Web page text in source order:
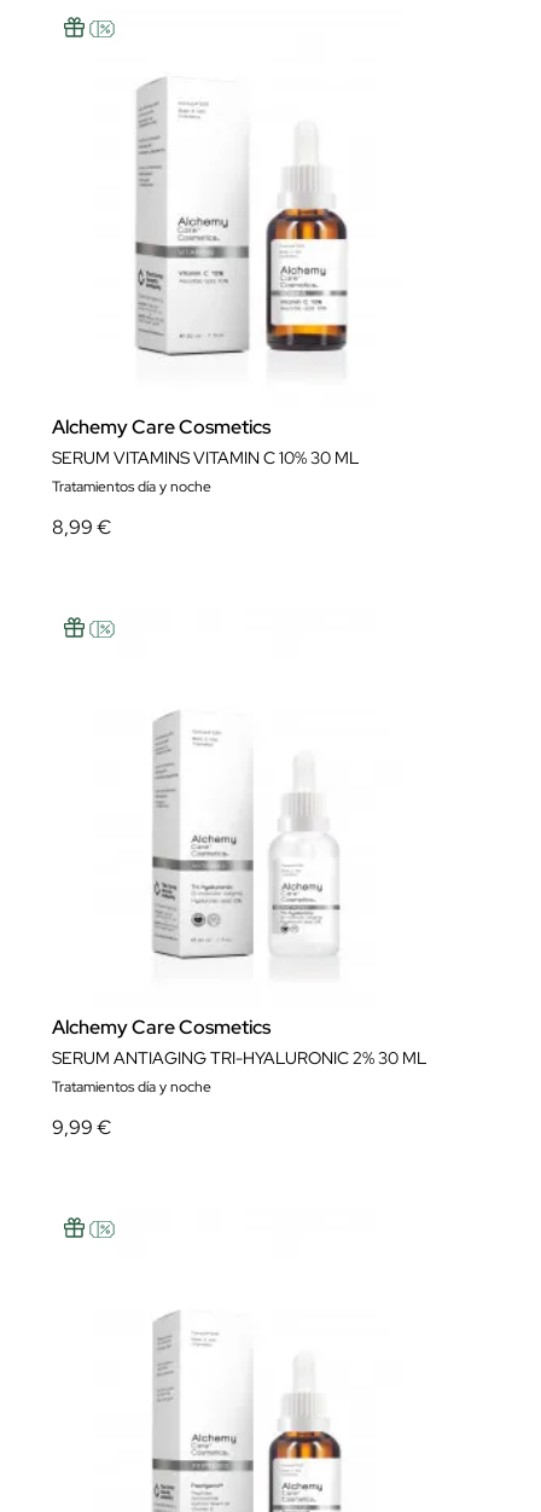
Alchemy Care Cosmetics
SERUM VITAMINS VITAMIN C 10% 30 ML
Tratamientos día y noche
8,99 €
Alchemy Care Cosmetics
SERUM ANTIAGING TRI-HYALURONIC 2% 30 ML
Tratamientos día y noche
9,99 €